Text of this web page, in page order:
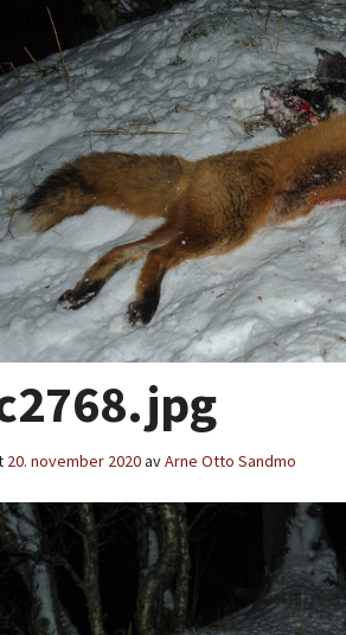
20. november 2020avArne Otto Sandmo